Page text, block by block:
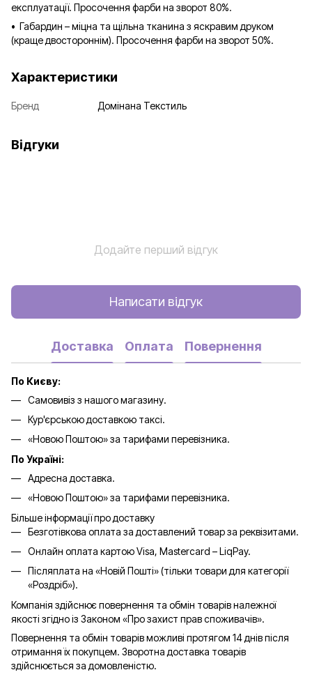
експлуатації. Просочення фарби на зворот 80%.
• Габардин – міцна та щільна тканина з яскравим друком
(краще двостороннім). Просочення фарби на зворот 50%.
Характеристики
Бренд Домінана Текстиль
Відгуки
Додайте перший відгук
Написати відгук
Доставка Оплата Повернення
По Києву:
Самовивіз з нашого магазину.
Кур'єрською доставкою таксі.
«Новою Поштою» за тарифами перевізника.
По Україні:
Адресна доставка.
«Новою Поштою» за тарифами перевізника.
Більше інформації про доставку
Безготівкова оплата за доставлений товар за реквізитами.
Онлайн оплата картою Visa, Mastercard – LiqPay.
Післяплата на «Новій Пошті» (тільки товари для категорії
«Роздріб»).
Компанія здійснює повернення та обмін товарів належної
якості згідно із Законом «Про захист прав споживачів».
Повернення та обмін товарів можливі протягом 14 днів після
отримання їх покупцем. Зворотна доставка товарів
здійснюється за домовленістю.